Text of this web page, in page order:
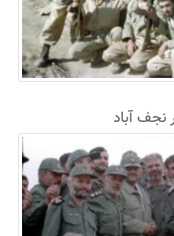
نجف آباد